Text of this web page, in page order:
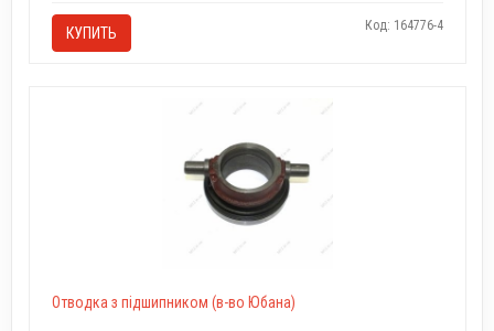
КУПИТЬ Код: 164776-4
Отводка з підшипником (в-во Юбана)